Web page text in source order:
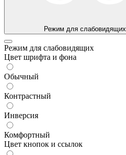
Режим для слабовидящих
Режим для слабовидящих
Цвет шрифта и фона
Обычный
Контрастный
Инверсия
Комфортный
Цвет кнопок и ссылок